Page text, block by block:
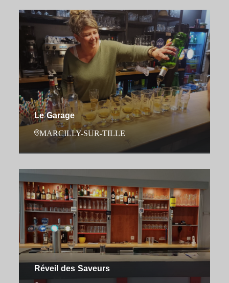
Le Garage
MARCILLY-SUR-TILLE
Réveil des Saveurs